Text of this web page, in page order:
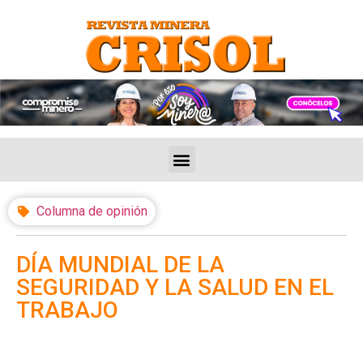
Columna de opinión
DÍA MUNDIAL DE LA
SEGURIDAD Y LA SALUD EN EL
TRABAJO